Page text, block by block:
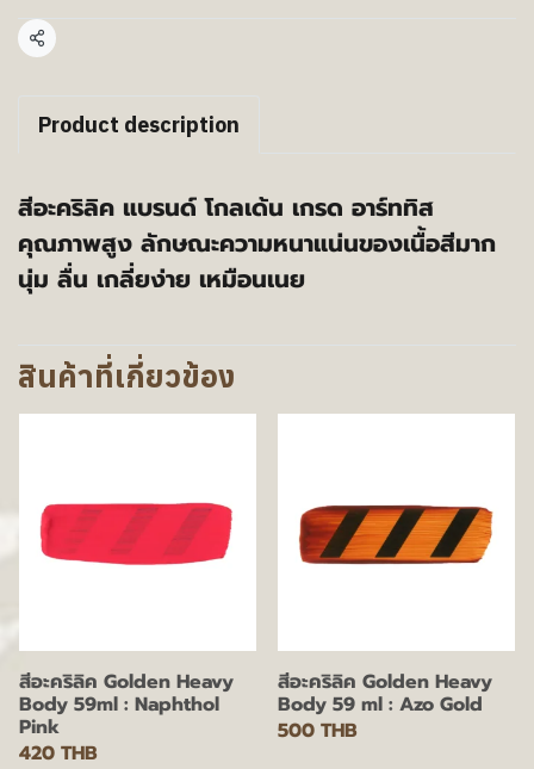
แชร์
Product description
สีอะคริลิค แบรนด์ โกลเด้น เกรด อาร์ททิส
คุณภาพสูง ลักษณะความหนาแน่นของเนื้อสีมาก
นุ่ม ลื่น เกลี่ยง่าย เหมือนเนย
สินค้าที่เกี่ยวข้อง
สีอะคริลิค Golden Heavy
Body 59ml : Naphthol
Pink
420 THB
สีอะคริลิค Golden Heavy
Body 59 ml : Azo Gold
500 THB